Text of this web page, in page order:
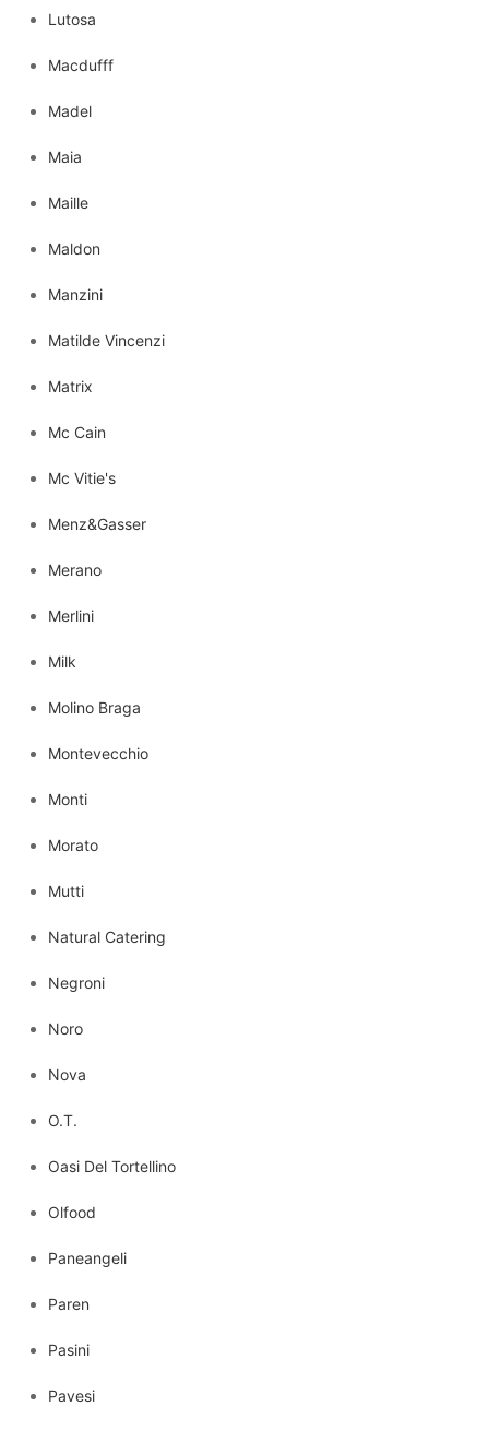
Lutosa
Macdufff
Madel
Maia
Maille
Maldon
Manzini
Matilde Vincenzi
Matrix
Mc Cain
Mc Vitie's
Menz&Gasser
Merano
Merlini
Milk
Molino Braga
Montevecchio
Monti
Morato
Mutti
Natural Catering
Negroni
Noro
Nova
O.T.
Oasi Del Tortellino
Olfood
Paneangeli
Paren
Pasini
Pavesi